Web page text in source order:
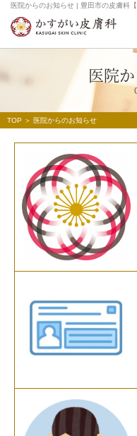
医院からのお知らせ | 豊田市の皮膚科【
医院
TOP ＞ 医院からのお知らせ